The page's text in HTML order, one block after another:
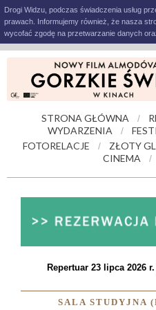
Drogi Widzu, podczas świadczenia usług
prawach. Informujemy również, że nasza
wycofać zgodę na przetwarzanie danych
STRONA GŁÓWNA /
WYDARZENIA /
FOTORELACJE
/ ZŁOTY
CINEMA
/
Repertuar 23 lipca 2026
SALA STUDYJNA